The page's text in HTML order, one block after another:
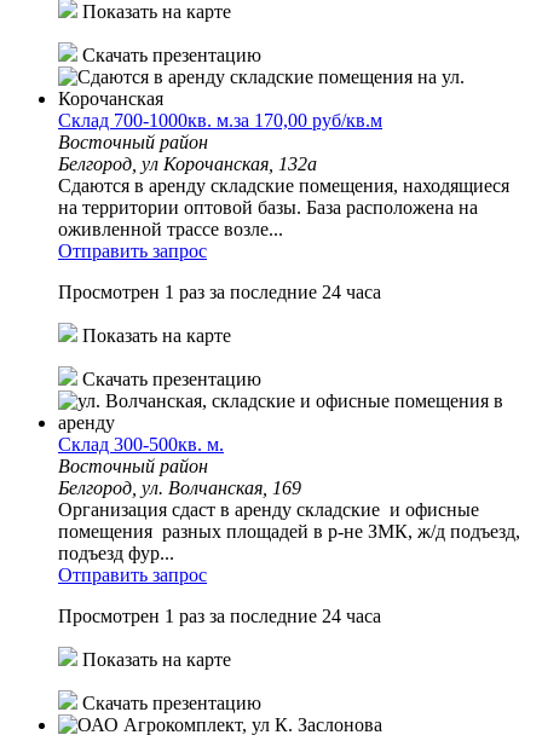
Показать на карте
Скачать презентацию
Склад 700-1000кв. м.за 170,00 руб/кв.м
Восточный район
Белгород, ул Корочанская, 132а
Сдаются в аренду складские помещения, находящиеся
на территории оптовой базы. База расположена на
оживленной трассе возле...
Отправить запрос
Просмотрен 1 раз за последние 24 часа
Показать на карте
Скачать презентацию
Склад 300-500кв. м.
Восточный район
Белгород, ул. Волчанская, 169
Организация сдаст в аренду складские и офисные
помещения разных площадей в р-не ЗМК, ж/д подъезд,
подъезд фур...
Отправить запрос
Просмотрен 1 раз за последние 24 часа
Показать на карте
Скачать презентацию